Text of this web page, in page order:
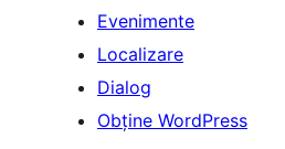
Evenimente
Localizare
Dialog
Obține WordPress